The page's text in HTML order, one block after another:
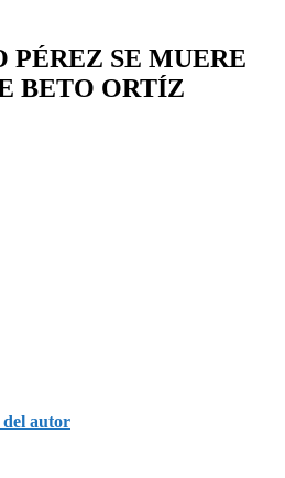
PÉREZ SE MUERE
BETO ORTÍZ
del autor